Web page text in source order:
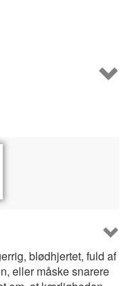
blødhjertet, fuld af
eller måske snarere